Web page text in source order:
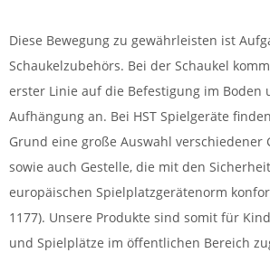
Diese Bewegung zu gewährleisten ist
Schaukelzubehörs. Bei der Schaukel
erster Linie auf die Befestigung im Boden
Aufhängung an. Bei HST Spielgeräte
Grund eine große Auswahl verschiedener
sowie auch Gestelle, die mit den
europäischen Spielplatzgerätenorm
1177). Unsere Produkte sind somit für
und Spielplätze im öffentlichen Bereich